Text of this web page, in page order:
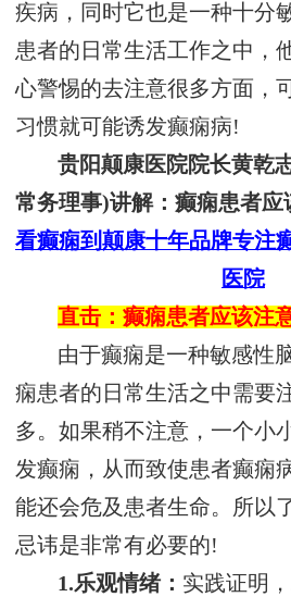
疾病，同时它也是一种十分
患者的日常生活工作之中，
心警惕的去注意很多方面，
习惯就可能诱发癫痫病!
贵阳颠康医院院长黄乾
常务理事)讲解：癫痫患者应
看癫痫到颠康十年品牌专
医院
直击：癫痫患者应该注
由于癫痫是一种敏感性
痫患者的日常生活之中需要
多。如果稍不注意，一个小
发癫痫，从而致使患者癫痫
能还会危及患者生命。所以
忌讳是非常有必要的!
1.乐观情绪： 实践证明